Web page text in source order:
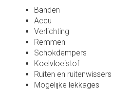
Banden
Accu
Verlichting
Remmen
Schokdempers
Koelvloeistof
Ruiten en ruitenwissers
Mogelijke lekkages